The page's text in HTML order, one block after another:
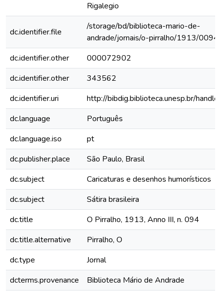
Rigalegio
dc.identifier.file
/storage/bd/biblioteca-mario-de-
andrade/jornais/o-pirralho/1913/0094
dc.identifier.other
000072902
dc.identifier.other
343562
dc.identifier.uri
http://bibdig.biblioteca.unesp.br/
dc.language
Português
dc.language.iso
pt
dc.publisher.place
São Paulo, Brasil
dc.subject
Caricaturas e desenhos humorísticos
dc.subject
Sátira brasileira
dc.title
O Pirralho, 1913, Anno III, n. 094
dc.title.alternative
Pirralho, O
dc.type
Jornal
dcterms.provenance
Biblioteca Mário de Andrade